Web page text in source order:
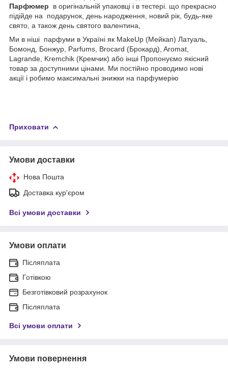
Парфюмер
в оригінальній упаковці і в тестері. що прекрасно
підійде на подарунок, день народження, новий рік, будь-яке
свято, а також день святого валентина,
Ми в ніші парфуми в Україні як MakeUp (Мейкап) Латуаль,
Бомонд, Бонжур, Parfums, Brocard (Брокард), Aromat,
Lagrande, Kremchik (Кремчик) або інші Пропонуємо якісний
товар за доступними цінами. Ми постійно проводимо нові
акції і робимо максимальні знижки на парфумерію
Приховати
Умови доставки
Нова Пошта
Доставка кур'єром
Всі умови доставки
Умови оплати
Післяплата
Готівкою
Безготівковий розрахунок
Післяплата
Всі умови оплати
Умови повернення